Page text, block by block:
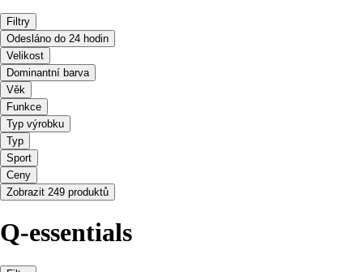
Filtry
Odesláno do 24 hodin
Velikost
Dominantní barva
Věk
Funkce
Typ výrobku
Typ
Sport
Ceny
Zobrazit 249 produktů
Q-essentials